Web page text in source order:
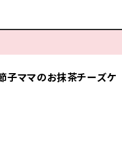
子ママのお抹茶チーズケ